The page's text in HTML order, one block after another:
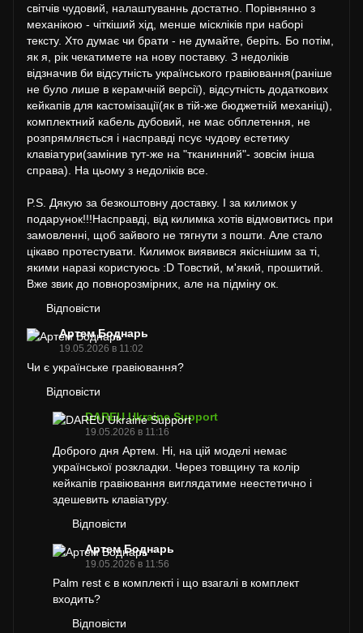
світчів чудовий, налаштуваннь достатно. Порівнянно з
механікою - чіткіший хід, менше міскліків при наборі
тексту. Хто думає чи брати - не думайте, беріть. Бо потім,
як я, рік чекатимете на нову поставку. З недоліків
відзначив би відсутність українського гравіювання(раніше
не було лише в керамчній версії), відсутність додаткових
кейкапів для кастомізації(як в тій-же бюджетній механіці),
комплектний кабель дубовий, не має обплетення, не
розпрямляється і насправді псує чудову естетику
клавіатури(замінив тут-же на "тканинний"- зовсім інша
справа). На цьому з недоліків все.
P.S. Дякую за безкоштовну доставку. І за килимок у
подарунок!!!Насправді, від килимка хотів відмовитись при
замовленні, щоб зайвого не тягнути з пошти. Але стало
цікаво протестувати. Килимок виявився якіснішим за ті,
якими наразі користуюсь :D Товстий, м'який, прошитий.
Вже звик до повнорозмірних, але на підміну ок.
Відповісти
Артем Боднарь
19.05.2026 в 11:02
Чи є українське гравіювання?
Відповісти
DAREU Ukraine Support
19.05.2026 в 11:16
Доброго дня Артем. Ні, на цій моделі немає
української розкладки. Через товщину та колір
кейкапів гравіювання виглядатиме неестетично і
здешевить клавіатуру.
Відповісти
Артем Боднарь
19.05.2026 в 11:56
Palm rest є в комплекті і що взагалі в комплект
входить?
Відповісти